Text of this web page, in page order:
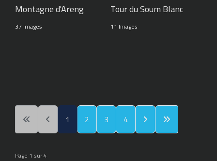
Montagne d'Areng
37 Images
Tour du Soum Blanc
11 Images
1 2 3 4
Page 1 sur 4